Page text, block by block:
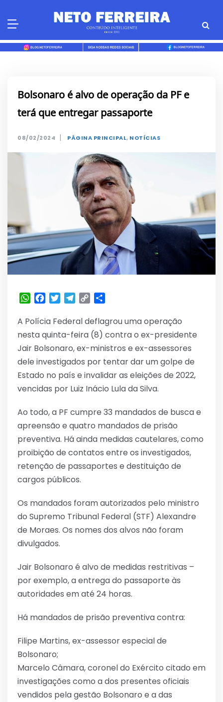
Bolsonaro é alvo de operação da PF e
terá que entregar passaporte
08/02/2024 | PÁGINA PRINCIPAL, NOTÍCIAS
WhatsApp
Facebook
TwitterTelegram
Copy
A Polícia Federal deflagrou uma operação
nesta quinta-feira (8) contra o ex-presidente
Jair Bolsonaro, ex-ministros e ex-assessores
dele investigados por tentar dar um golpe de
Estado no país e invalidar as eleições de 2022,
vencidas por Luiz Inácio Lula da Silva.
Ao todo, a PF cumpre 33 mandados de busca e
apreensão e quatro mandados de prisão
preventiva. Há ainda medidas cautelares, como
proibição de contatos entre os investigados,
retenção de passaportes e destituição de
cargos públicos.
Os mandados foram autorizados pelo ministro
do Supremo Tribunal Federal (STF) Alexandre
de Moraes. Os nomes dos alvos não foram
divulgados.
Jair Bolsonaro é alvo de medidas restritivas –
por exemplo, a entrega do passaporte às
autoridades em até 24 horas.
Há mandados de prisão preventiva contra:
Filipe Martins, ex-assessor especial de
Bolsonaro;
Marcelo Câmara, coronel do Exército citado em
investigações como a dos presentes oficiais
vendidos pela gestão Bolsonaro e a das